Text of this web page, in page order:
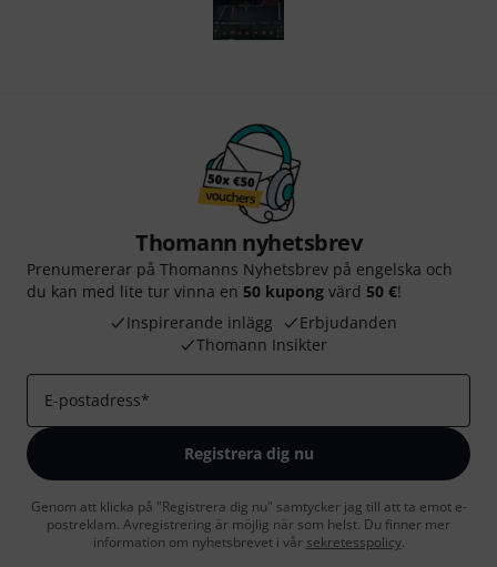
Thomann nyhetsbrev
Prenumererar på Thomanns Nyhetsbrev på engelska och
du kan med lite tur vinna en 50 kupong värd 50 €!
Inspirerande inlägg
Erbjudanden
Thomann Insikter
E-postadress*
Registrera dig nu
Genom att klicka på "Registrera dig nu" samtycker jag till att ta emot e-
postreklam. Avregistrering är möjlig när som helst. Du finner mer
information om nyhetsbrevet i vår sekretesspolicy.